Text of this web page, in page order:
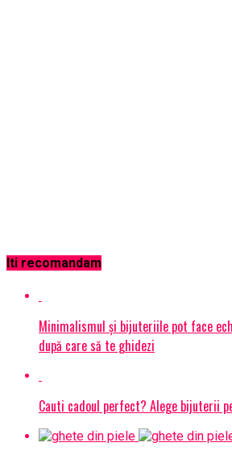
Iti recomandam
Minimalismul și bijuteriile pot face
după care să te ghidezi
Cauti cadoul perfect? Alege bijuterii